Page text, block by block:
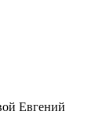
Евгений